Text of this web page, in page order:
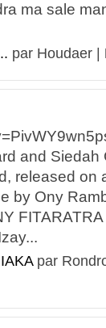
ma sale
par Houdaer |
and Siedah
released on
by Ony
par